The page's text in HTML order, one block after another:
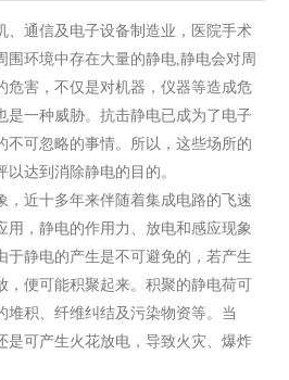
、通信及电子设备制造业，医院手术
围环境中存在大量的静电,静电会对周
危害，不仅是对机器，仪器等造成危
是一种威胁。抗击静电已成为了电子
不可忽略的事情。所以，这些场所的
达到消除静电的目的。
，近十多年来伴随着集成电路的飞速
用，静电的作用力、放电和感应现象
于静电的产生是不可避免的，若产生
，便可能积聚起来。积聚的静电荷可
堆积、纤维纠结及污染物资等。当
是可产生火花放电，导致火灾、爆炸